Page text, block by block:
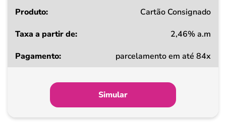
Cartão Consignado
2,46% a.m
parcelamento em até 84x
Simular